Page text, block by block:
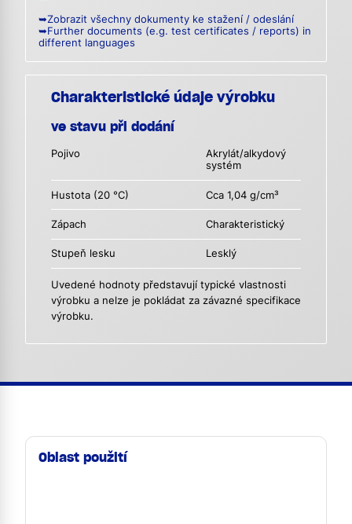
➥Zobrazit všechny dokumenty ke stažení / odeslání
➥Further documents (e.g. test certificates / reports) in
different languages
Charakteristické údaje výrobku
ve stavu při dodání
Pojivo
Akrylát/alkydový
systém
Hustota (20 °C) Cca 1,04 g/cm³
Zápach Charakteristický
Stupeň lesku Lesklý
Uvedené hodnoty představují typické vlastnosti
výrobku a nelze je pokládat za závazné specifikace
výrobku.
Oblast použití